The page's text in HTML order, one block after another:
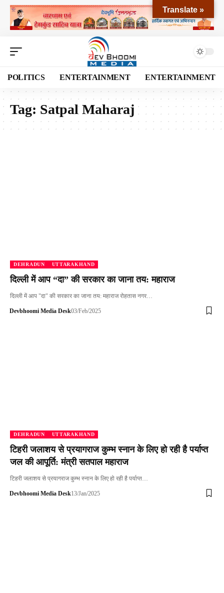
POLITICS ENTERTAINMENT ENTERTAINMENT
Tag: Satpal Maharaj
DEHRADUN UTTARAKHAND
दिल्ली में आप “दा” की सरकार का जाना तय: महाराज
दिल्ली में आप "दा" की सरकार का जाना तय: महाराज रोहतास नगर…
Devbhoomi Media Desk03/Feb/2025
DEHRADUN UTTARAKHAND
टिहरी जलाशय से प्रयागराज कुम्भ स्नान के लिए हो रही है पर्याप्त
जल की आपूर्ति: मंत्री सतपाल महाराज
टिहरी जलाशय से प्रयागराज कुम्भ स्नान के लिए हो रही है पर्याप्त…
Devbhoomi Media Desk13/Jan/2025
Translate »